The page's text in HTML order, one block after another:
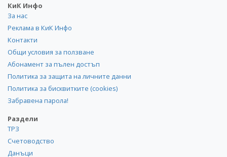
КиК Инфо
За нас
Реклама в КиК Инфо
Контакти
Общи условия за ползване
Абонамент за пълен достъп
Политика за защита на личните данни
Политика за бисквитките (cookies)
Забравена парола!
Раздели
ТРЗ
Счетоводство
Данъци